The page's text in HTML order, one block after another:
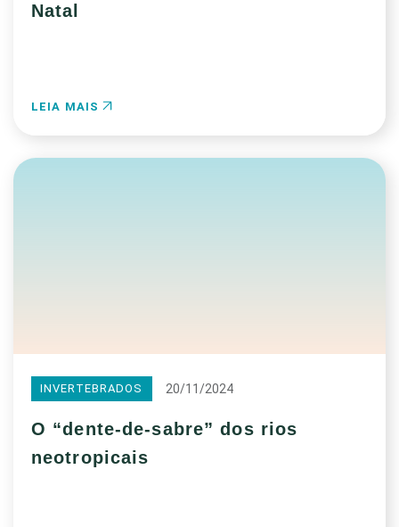
Natal
LEIA MAIS
INVERTEBRADOS 20/11/2024
O “dente-de-sabre” dos rios
neotropicais